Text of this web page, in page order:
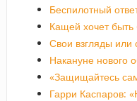
Беспилотный
Кащей хочет
Свои взгляды или
Накануне нового
«Защищайтесь
Гарри Каспаров: